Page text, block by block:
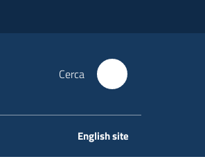
Cerca
English site